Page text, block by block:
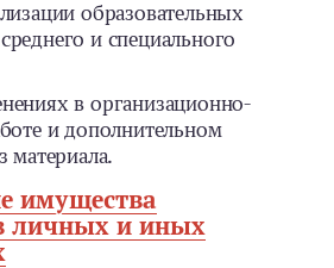
об­разовательных
и специального
в организационно-
и дополнительном
материала.
имущества
личных и иных